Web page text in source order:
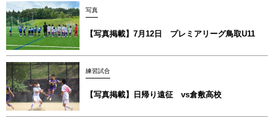
写真
【写真掲載】7月12日 プレミアリーグ鳥取U11
練習試合
【写真掲載】日帰り遠征 vs倉敷高校